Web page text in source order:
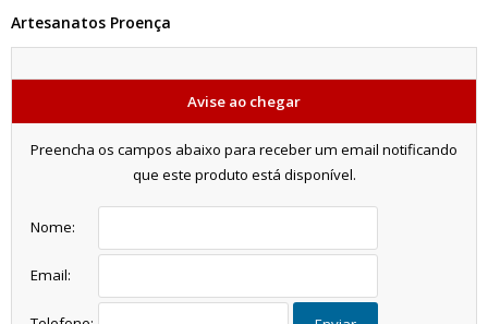
Artesanatos Proença
Avise ao chegar
Preencha os campos abaixo para receber um email notificando
que este produto está disponível.
Nome:
Email: